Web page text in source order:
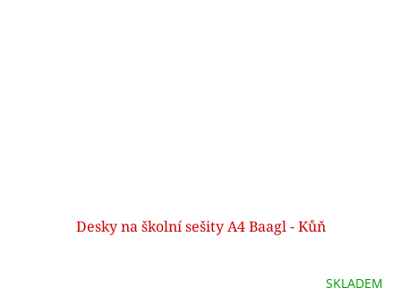
Desky na školní sešity A4 Baagl - Kůň
SKLADEM